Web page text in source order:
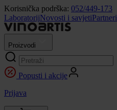
Korisnička podrška: 052/449-173
LaboratorijNovosti i savjetiPartneri
Proizvodi
Popusti i akcije
Prijava